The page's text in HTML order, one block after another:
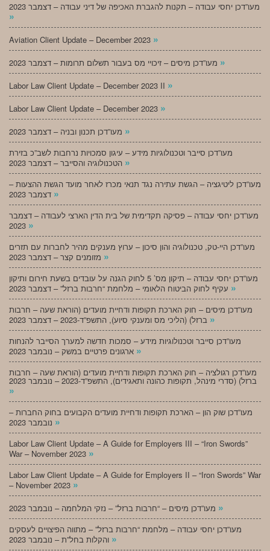
מעו”דכן יחסי עבודה – תקנות להגברת האכיפה של דיני עבודה – דצמבר 2023
»
Aviation Client Update – December 2023 »
»
Labor Law Client Update – December 2023 II »
Labor Law Client Update – December 2023 »
»
מעו”דכן סייבר וטכנולוגיות מידע – עיגון סמכויות נרחבות לשב”כ בזירת
»
מעו”דכן ליטיגציה – הגשת עתירה נגד תנאי מכרז לאחר מועד הגשת ההצעות –
»
מעו”דכן יחסי עבודה – פסיקה תקדימית של בית הדין הארצי לעבודה – דצמבר
»
מעו”דכן היי-טק, טכנולוגיה והון סיכון – ערוץ מענקים מהיר לחברות עם תזרים
»
מעו”דכן יחסי עבודה – תיקון מס’ 5 לחוק הגנה על עובדים בשעת חירום ותיקון
»
מעו”דכן מיסים – חוק הארכת תקופות ודחיית מועדים (הוראת שעה – חרבות
»
מעו”דכן סייבר וטכנולוגיות מידע – סמכות חדשה למערך הסייבר להנחות
»
מעו”דכן רגולציה – חוק הארכת תקופות ודחיית מועדים (הוראת שעה – חרבות
ברזל) (סדרי מינהל, תקופות כהונה ותאגידים), התשפ”ד-2023 – נובמבר 2023
»
מעו”דכן שוק הון – הארכת תקופות ודחיית מועדים הקבועים בחוק החברות –
»
Labor Law Client Update – A Guide for Employers III – “Iron Swords”
War – November 2023 »
Labor Law Client Update – A Guide for Employers II – “Iron Swords” War
– November 2023 »
»
מעו”דכן יחסי עבודה – מלחמת “חרבות ברזל” – מתווה הפיצויים לעסקים
»